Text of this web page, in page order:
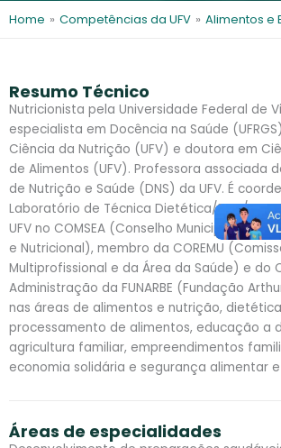
l e
s
Home » Competências da UFV » Alimentos e
Resumo Técnico
Nutricionista pela Universidade Federal de
especialista em Docência na Saúde
Ciência da Nutrição (UFV) e doutora em
de Alimentos (UFV). Professora associada
de Nutrição e Saúde (DNS) da UFV. É
Laboratório de Técnica Dietética/DNS/
UFV no COMSEA (Conselho Municipal de
e Nutricional), membro da COREMU
Multiprofissional e da Área da Saúde) e do
Administração da FUNARBE (Fundação
nas áreas de alimentos e nutrição,
processamento de alimentos, educação a
agricultura familiar, empreendimentos
economia solidária e segurança alimentar
Áreas de especialidades